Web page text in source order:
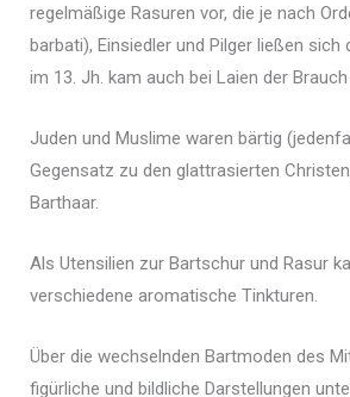
regelmäßige Rasuren vor, die je nach
barbati), Einsiedler und Pilger ließen
im 13. Jh. kam auch bei Laien der
Juden und Muslime waren bärtig
Gegensatz zu den glattrasierten
Barthaar.
Als Utensilien zur Bartschur und Rasur
verschiedene aromatische Tinkturen.
Über die wechselnden Bartmoden des
figürliche und bildliche Darstellungen